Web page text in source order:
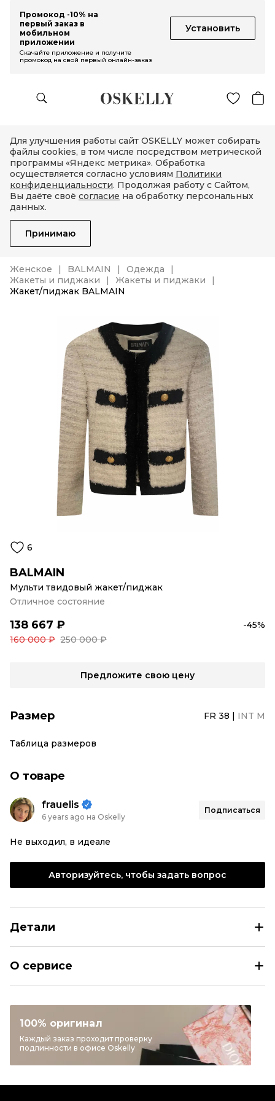
Промокод -10% на
первый заказ в
мобильном
приложении
Установить
Скачайте приложение и получите
промокод на свой первый онлайн-заказ
Для улучшения работы сайт OSKELLY может собирать
файлы cookies, в том числе посредством метрической
программы «Яндекс метрика». Обработка
осуществляется согласно условиям Политики
конфиденциальности. Продолжая работу с Сайтом,
Вы даёте своё согласие на обработку персональных
данных.
Принимаю
Женское BALMAIN
Одежда
Жакеты и пиджаки
Жакеты и пиджаки
Жакет/пиджак BALMAIN
6
BALMAIN
Мульти твидовый жакет/пиджак
Отличное состояние
138 667 ₽
-45%
160 000 ₽ 250 000 ₽
Предложите свою цену
Размер FR 38 | INT M
Таблица размеров
О товаре
frauelis
6 years ago на Oskelly
Подписаться
Не выходил, в идеале
Авторизуйтесь, чтобы задать вопрос
Детали
Категория
Жакеты и пиджаки
Бренд
BALMAIN
Материал одежды
Твид
О сервисе
100% оригинал
Каждый заказ проходит проверку
подлинности в офисе Oskelly